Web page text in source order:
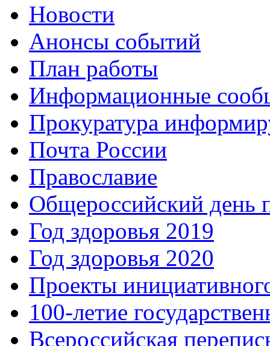
Новости
Анонсы событий
План работы
Информационные
Прокуратура
Почта России
Православие
Общероссийский день
Год здоровья 2019
Год здоровья 2020
Проекты
100-летие
Всероссийская